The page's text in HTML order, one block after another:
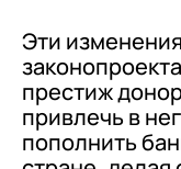
Эти
престиж
привлечь в
пополнить